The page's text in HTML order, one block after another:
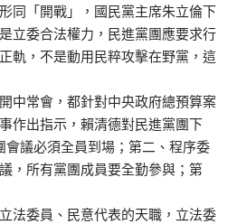
同「開戰」，國民黨主席朱立倫下
立委合法權力，民進黨團應要求行
軌，不是動用民粹攻擊在野黨，這
中常會，都針對中央政府總預算案
作出指示，賴清德對民進黨團下
會議必須全員到場；第二、程序委
，所有黨團成員要全勤參與；第
法委員、民意代表的天職，立法委